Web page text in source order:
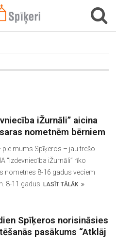
T
e
i
g
t
o
iŽurnāli” aicina
nometnēm bērniem
pie mums Spīķeros – jau trešo
“Izdevniecība iŽurnāli” rīko
nometnes 8-16 gadus veciem
8-11 gadus.LASĪT TĀLĀK
Spīķeros norisināsies
pasākums “Atklāj